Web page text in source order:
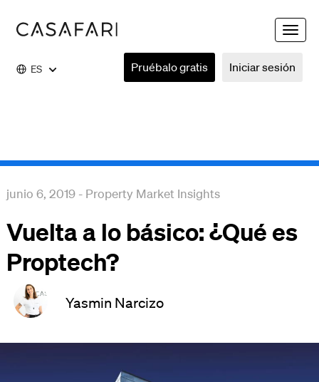
Toggle
ES Iniciar sesión
Pruébalo gratis
junio 6, 2019 - Property Market Insights
Vuelta a lo básico: ¿Qué es
Proptech?
Yasmin Narcizo